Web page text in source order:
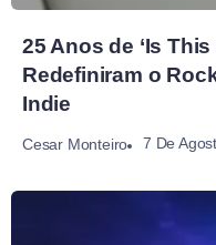
25 Anos de ‘Is
Redefiniram o
Indie
Cesar Monteiro 7 De